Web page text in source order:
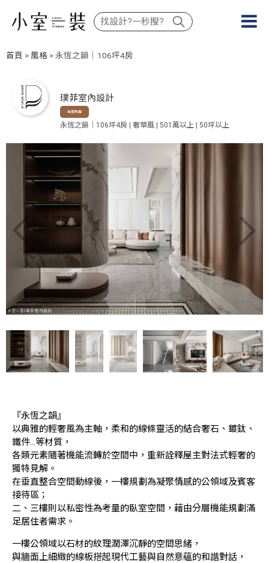
首頁 > 風格 > 永恆之韻｜106坪4房
璞菲室內設計
年度熱搜
永恆之韻｜106坪4房 | 奢華風 | 501萬以上 | 50坪以上
『永恆之韻』
以典雅的輕奢風為主軸，柔和的線條靈活的結合奢石、鍍鈦、
鐵件…等材質，
各類元素隨著機能流轉於空間中，重新詮釋屋主對法式輕奢的
獨特見解。
在垂直整合空間動線後，一樓規劃為凝聚情感的公領域及賓客
接待區；
二、三樓則以私密性為考量的臥室空間，藉由分層機能規劃滿
足居住者需求。
一樓公領域以石材的紋理潤澤沉靜的空間思緒，
與牆面上細緻的線板搭起現代工藝與自然意蘊的和諧對話，